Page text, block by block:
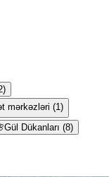
)
mərkəzləri (1 )
Gül Dükanları (8)